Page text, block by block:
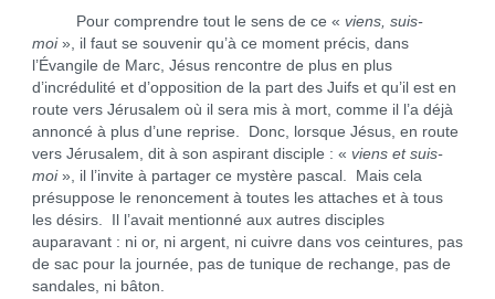
Pour comprendre tout le sens de ce « viens, suis-
moi», il faut se souvenir qu’à ce moment précis, dans
l’Évangile de Marc, Jésus rencontre de plus en plus
d’incrédulité et d’opposition de la part des Juifs et qu’il est en
route vers Jérusalem où il sera mis à mort, comme il l’a déjà
annoncé à plus d’une reprise. Donc, lorsque Jésus, en route
vers Jérusalem, dit à son aspirant disciple : « viens et suis-
moi», il l’invite à partager ce mystère pascal. Mais cela
présuppose le renoncement à toutes les attaches et à tous
les désirs. Il l’avait mentionné aux autres disciples
auparavant : ni or, ni argent, ni cuivre dans vos ceintures, pas
de sac pour la journée, pas de tunique de rechange, pas de
sandales, ni bâton.